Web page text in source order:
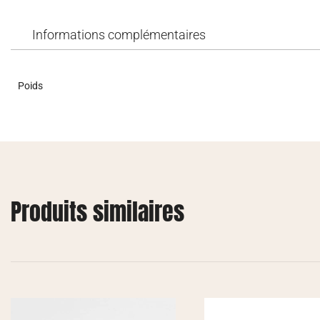
Informations complémentaires
Poids
Produits similaires